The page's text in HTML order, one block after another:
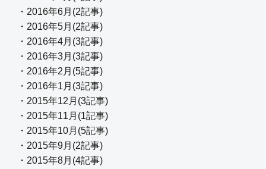
・2016年6月(2記事)
・2016年5月(2記事)
・2016年4月(3記事)
・2016年3月(3記事)
・2016年2月(5記事)
・2016年1月(3記事)
・2015年12月(3記事)
・2015年11月(1記事)
・2015年10月(5記事)
・2015年9月(2記事)
・2015年8月(4記事)